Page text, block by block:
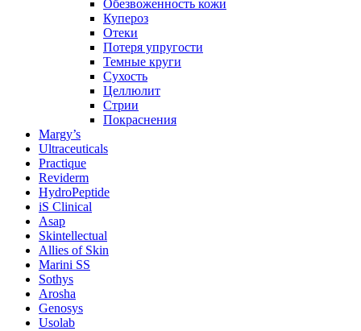
Обезвоженность кожи
Купероз
Отеки
Потеря упругости
Темные круги
Сухость
Целлюлит
Стрии
Покраснения
Margy’s
Ultraceuticals
Practique
Reviderm
HydroPeptide
iS Clinical
Asap
Skintellectual
Allies of Skin
Marini SS
Sothys
Arosha
Genosys
Usolab